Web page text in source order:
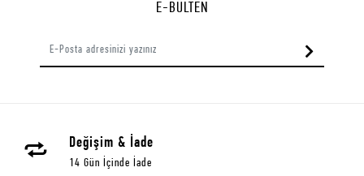
E-BÜLTEN
Değişim & İade
14 Gün İçinde İade